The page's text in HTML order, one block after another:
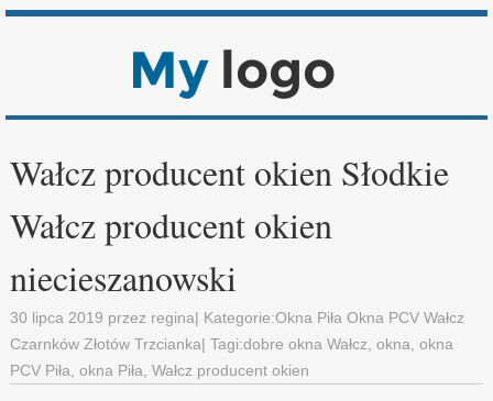
Wałcz producent okien Słodkie
Wałcz producent okien
niecieszanowski
30 lipca 2019 przez regina| Kategorie:Okna Piła Okna PCV Wałcz
Czarnków Złotów Trzcianka| Tagi:dobre okna Wałcz ,okna ,okna
PCV Piła ,okna Piła ,Wałcz producent okien